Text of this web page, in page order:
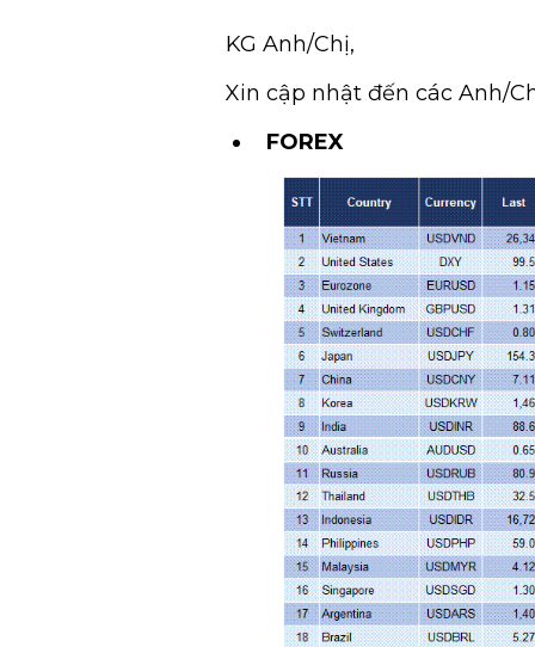
KG Anh/Chị,
Xin cập nhật đến các Anh/
FOREX